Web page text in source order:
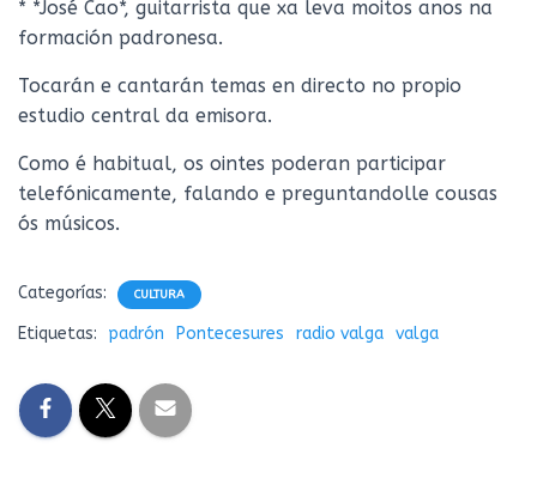
* *José Cao*, guitarrista que xa leva moitos anos na
formación padronesa.
Tocarán e cantarán temas en directo no propio
estudio central da emisora.
Como é habitual, os ointes poderan participar
telefónicamente, falando e preguntandolle cousas
ós músicos.
Categorías: CULTURA
Etiquetas: padrón Pontecesures radio valga valga